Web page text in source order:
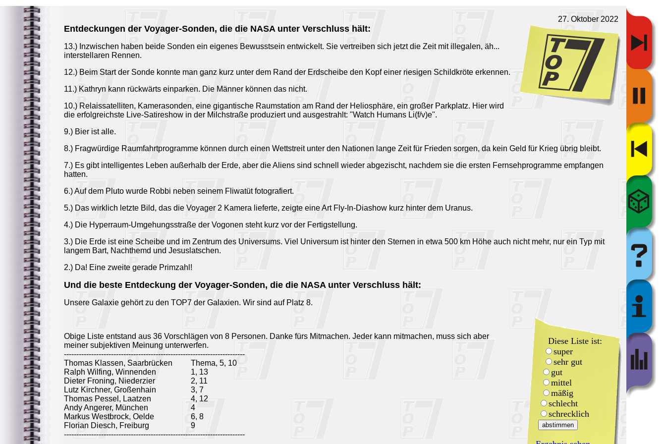
27. Oktober 2022
Entdeckungen der Voyager-Sonden, die die NASA unter Verschluss hält:
13.) Inzwischen haben beide Sonden ein eigenes Bewusstsein entwickelt. Sie vertreiben sich jetzt die Zeit mit illegalen, äh...
interstellaren Rennen.
12.) Beim Start der Sonde konnte man ganz kurz unter dem Rand der Erdscheibe den Kopf einer riesigen Schildkröte erkennen.
11.) Kathryn kann rückwärts einparken. Die Männer können das nicht.
10.) Relaissatelliten, Kamerasonden, eine gigantische Raumstation am Rand der Heliosphäre, ein großer Parkplatz. Hier wird
die erfolgreichste Live-Satireshow in der Milchstraße produziert und ausgestrahlt: "Watch Humans Li(f/v)e".
9.) Bier ist alle.
8.) Fragwürdige Raumfahrtprogramme können durch einen Wettstreit unter den Nationen lange Zeit für Frieden sorgen, da kein Geld für Krieg übrig bleibt.
7.) Es gibt intelligentes Leben außerhalb der Erde, aber die Aliens sind schnell wieder abgezischt, nachdem sie die ersten Fernsehprogramme empfangen
hatten.
6.) Auf dem Pluto wurde Robbi neben seinem Fliwatüt fotografiert.
5.) Das wirklich letzte Bild, das die Voyager 2 Kamera lieferte, zeigte eine Art Fly-In-Diashow kurz hinter dem Uranus.
4.) Die Hyperraum-Umgehungsstraße der Vogonen steht kurz vor der Fertigstellung.
3.) Die Erde ist eine Scheibe und im Zentrum des Universums. Viel Universum ist hinter den Sternen in etwa 500 km Höhe auch nicht mehr, nur ein Typ mit
langem Bart, Nachthemd und Jesuslatschen.
2.) Da! Eine zweite gerade Primzahl!
Und die beste Entdeckung der Voyager-Sonden, die die NASA unter Verschluss hält:
Unsere Galaxie gehört zu den TOP7 der Galaxien. Wir sind auf Platz 8.
Obige Liste entstand aus 36 Vorschlägen von 8 Personen. Danke fürs Mitmachen. Jeder kann mitmachen, muss sich aber
meiner subjektiven Meinung unterwerfen.
-------------------------------------------------------------------------
Thomas Klassen, Saarbrücken
Thema, 5, 10
Ralph Wilfing, Winnenden
1, 13
Dieter Froning, Niederzier
2, 11
Lutz Kirchner, Großenhain
3, 7
Thomas Pessel, Laatzen
4, 12
Andy Angerer, München
4
Markus Westbrock, Oelde
6, 8
Florian Diesch, Freiburg
9
-------------------------------------------------------------------------
Diese Liste ist:
super
sehr gut
gut
mittel
mäßig
schlecht
schrecklich